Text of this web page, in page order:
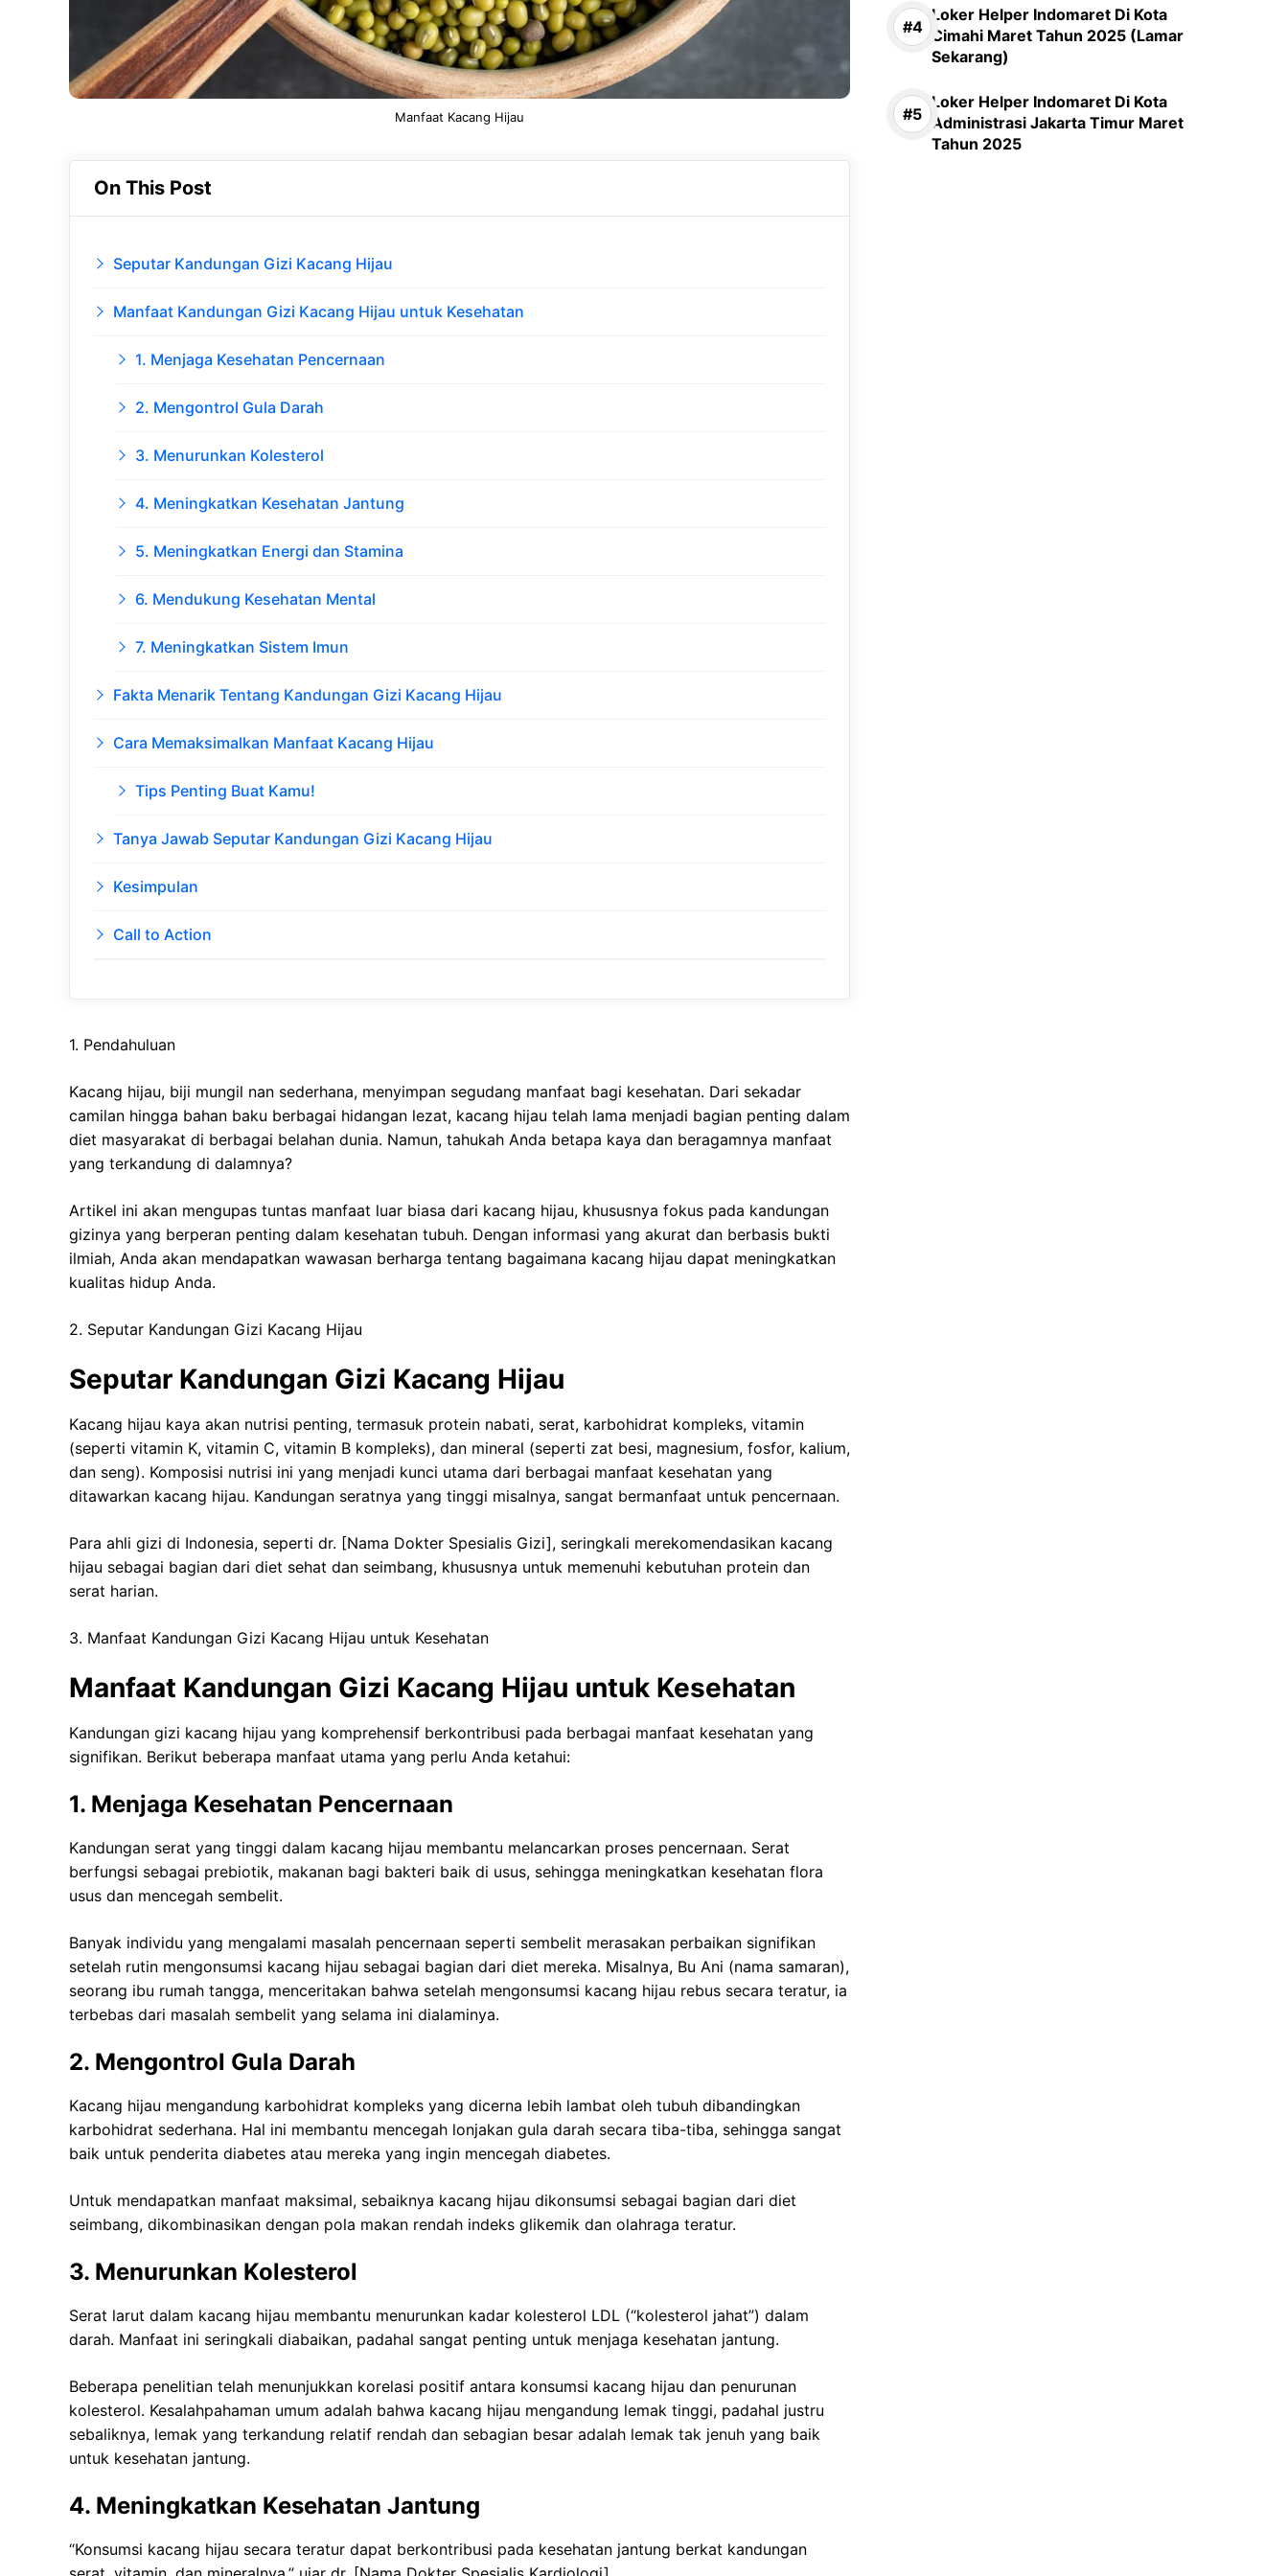
Manfaat Kacang Hijau
On This Post
Seputar Kandungan Gizi Kacang Hijau
Manfaat Kandungan Gizi Kacang Hijau untuk Kesehatan
1. Menjaga Kesehatan Pencernaan
2. Mengontrol Gula Darah
3. Menurunkan Kolesterol
4. Meningkatkan Kesehatan Jantung
5. Meningkatkan Energi dan Stamina
6. Mendukung Kesehatan Mental
7. Meningkatkan Sistem Imun
Fakta Menarik Tentang Kandungan Gizi Kacang Hijau
Cara Memaksimalkan Manfaat Kacang Hijau
Tips Penting Buat Kamu!
Tanya Jawab Seputar Kandungan Gizi Kacang Hijau
Kesimpulan
Call to Action
1. Pendahuluan
Kacang hijau, biji mungil nan sederhana, menyimpan segudang manfaat bagi kesehatan. Dari sekadar
camilan hingga bahan baku berbagai hidangan lezat, kacang hijau telah lama menjadi bagian penting dalam
diet masyarakat di berbagai belahan dunia. Namun, tahukah Anda betapa kaya dan beragamnya manfaat
yang terkandung di dalamnya?
Artikel ini akan mengupas tuntas manfaat luar biasa dari kacang hijau, khususnya fokus pada kandungan
gizinya yang berperan penting dalam kesehatan tubuh. Dengan informasi yang akurat dan berbasis bukti
ilmiah, Anda akan mendapatkan wawasan berharga tentang bagaimana kacang hijau dapat meningkatkan
kualitas hidup Anda.
2. Seputar Kandungan Gizi Kacang Hijau
Seputar Kandungan Gizi Kacang Hijau
Kacang hijau kaya akan nutrisi penting, termasuk protein nabati, serat, karbohidrat kompleks, vitamin
(seperti vitamin K, vitamin C, vitamin B kompleks), dan mineral (seperti zat besi, magnesium, fosfor, kalium,
dan seng). Komposisi nutrisi ini yang menjadi kunci utama dari berbagai manfaat kesehatan yang
ditawarkan kacang hijau. Kandungan seratnya yang tinggi misalnya, sangat bermanfaat untuk pencernaan.
Para ahli gizi di Indonesia, seperti dr. [Nama Dokter Spesialis Gizi], seringkali merekomendasikan kacang
hijau sebagai bagian dari diet sehat dan seimbang, khususnya untuk memenuhi kebutuhan protein dan
serat harian.
3. Manfaat Kandungan Gizi Kacang Hijau untuk Kesehatan
Manfaat Kandungan Gizi Kacang Hijau untuk Kesehatan
Kandungan gizi kacang hijau yang komprehensif berkontribusi pada berbagai manfaat kesehatan yang
signifikan. Berikut beberapa manfaat utama yang perlu Anda ketahui:
1. Menjaga Kesehatan Pencernaan
Kandungan serat yang tinggi dalam kacang hijau membantu melancarkan proses pencernaan. Serat
berfungsi sebagai prebiotik, makanan bagi bakteri baik di usus, sehingga meningkatkan kesehatan flora
usus dan mencegah sembelit.
Banyak individu yang mengalami masalah pencernaan seperti sembelit merasakan perbaikan signifikan
setelah rutin mengonsumsi kacang hijau sebagai bagian dari diet mereka. Misalnya, Bu Ani (nama samaran),
seorang ibu rumah tangga, menceritakan bahwa setelah mengonsumsi kacang hijau rebus secara teratur, ia
terbebas dari masalah sembelit yang selama ini dialaminya.
2. Mengontrol Gula Darah
Kacang hijau mengandung karbohidrat kompleks yang dicerna lebih lambat oleh tubuh dibandingkan
karbohidrat sederhana. Hal ini membantu mencegah lonjakan gula darah secara tiba-tiba, sehingga sangat
baik untuk penderita diabetes atau mereka yang ingin mencegah diabetes.
Untuk mendapatkan manfaat maksimal, sebaiknya kacang hijau dikonsumsi sebagai bagian dari diet
seimbang, dikombinasikan dengan pola makan rendah indeks glikemik dan olahraga teratur.
3. Menurunkan Kolesterol
Serat larut dalam kacang hijau membantu menurunkan kadar kolesterol LDL (“kolesterol jahat”) dalam
darah. Manfaat ini seringkali diabaikan, padahal sangat penting untuk menjaga kesehatan jantung.
Beberapa penelitian telah menunjukkan korelasi positif antara konsumsi kacang hijau dan penurunan
kolesterol. Kesalahpahaman umum adalah bahwa kacang hijau mengandung lemak tinggi, padahal justru
sebaliknya, lemak yang terkandung relatif rendah dan sebagian besar adalah lemak tak jenuh yang baik
untuk kesehatan jantung.
4. Meningkatkan Kesehatan Jantung
“Konsumsi kacang hijau secara teratur dapat berkontribusi pada kesehatan jantung berkat kandungan
Loker Helper Indomaret Di Kota
Cimahi Maret Tahun 2025 (Lamar
Sekarang)
Loker Helper Indomaret Di Kota
Administrasi Jakarta Timur Maret
Tahun 2025